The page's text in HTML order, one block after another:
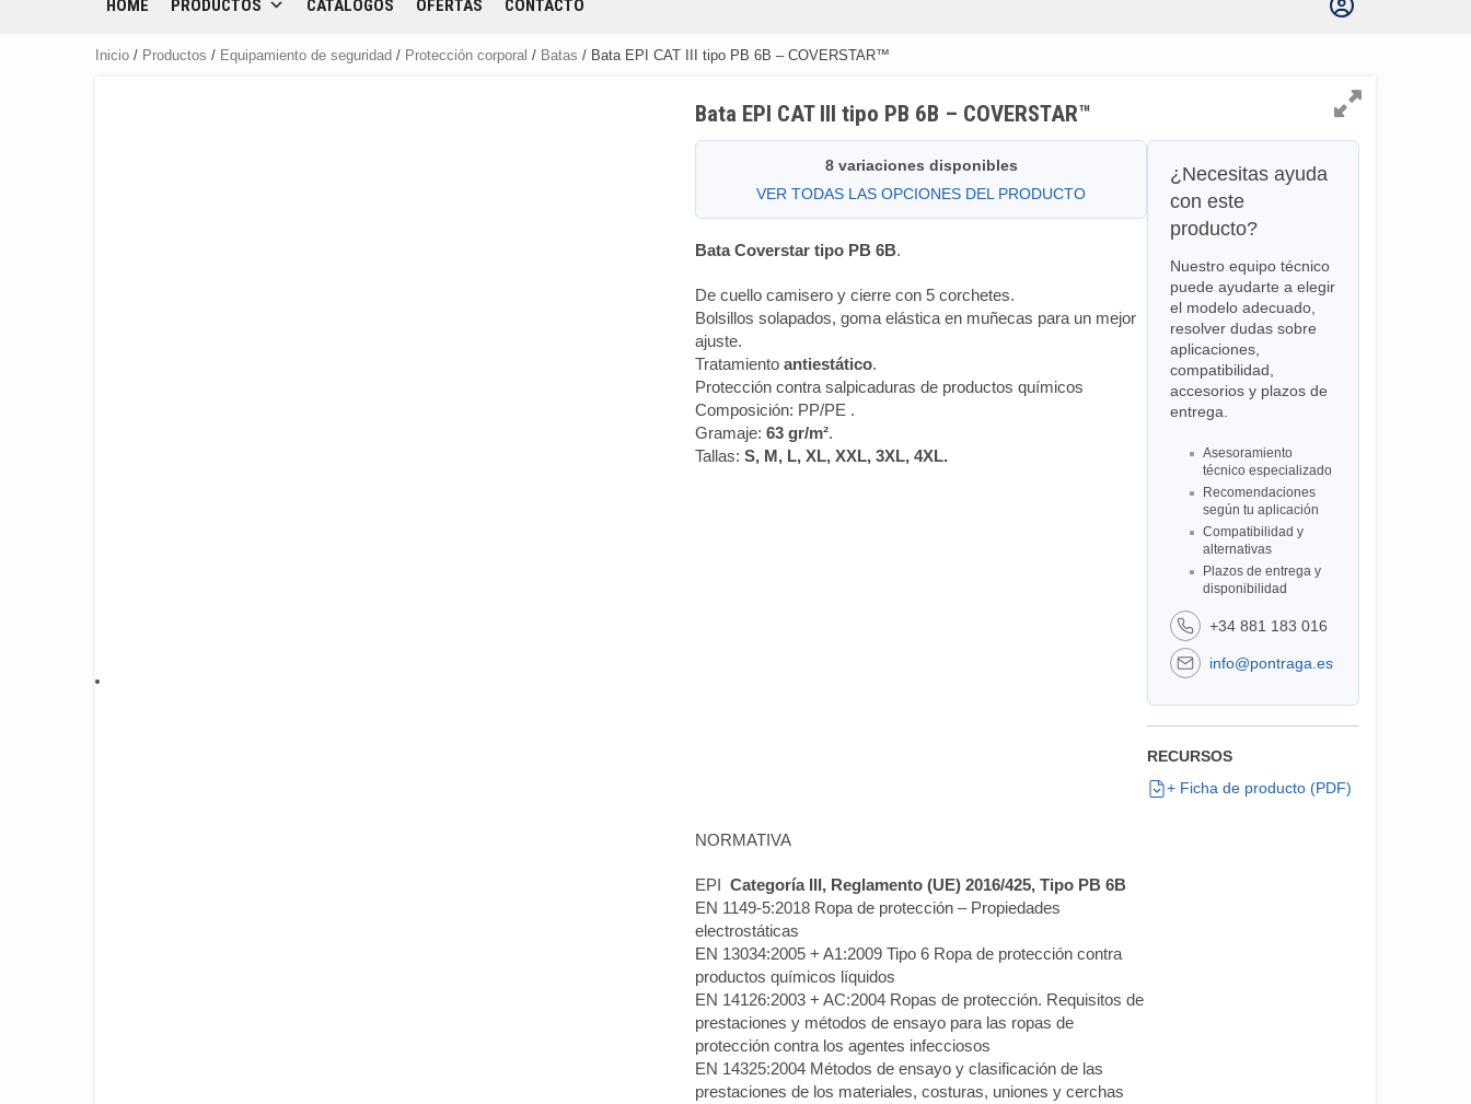
HOME PRODUCTOS CATÁLOGOS OFERTAS CONTACTO
Inicio / Productos / Equipamiento de seguridad / Protección corporal / Batas / Bata EPI CAT III tipo PB 6B – COVERSTAR™
Bata EPI CAT III tipo PB 6B – COVERSTAR™
8 variaciones disponibles
VER TODAS LAS OPCIONES DEL PRODUCTO
Bata Coverstar tipo PB 6B.
De cuello camisero y cierre con 5 corchetes.
Bolsillos solapados, goma elástica en muñecas para un mejor
ajuste.
Tratamientoantiestático.
Protección contra salpicaduras de productos químicos
Composición: PP/PE .
Gramaje:63 gr/m².
Tallas:S, M, L, XL, XXL, 3XL, 4XL.
NORMATIVA
EPICategoría III, Reglamento (UE) 2016/425, Tipo PB 6B
EN 1149-5:2018 Ropa de protección – Propiedades
electrostáticas
EN 13034:2005 + A1:2009 Tipo 6 Ropa de protección contra
productos químicos líquidos
EN 14126:2003 + AC:2004 Ropas de protección. Requisitos de
prestaciones y métodos de ensayo para las ropas de
protección contra los agentes infecciosos
EN 14325:2004 Métodos de ensayo y clasificación de las
prestaciones de los materiales, costuras, uniones y cerchas
¿Necesitas ayuda
con este
producto?
Nuestro equipo técnico
puede ayudarte a elegir
el modelo adecuado,
resolver dudas sobre
aplicaciones,
compatibilidad,
accesorios y plazos de
entrega.
Asesoramiento
técnico especializado
Recomendaciones
según tu aplicación
Compatibilidad y
alternativas
Plazos de entrega y
disponibilidad
+34 881 183 016
info@pontraga.es
RECURSOS
+ Ficha de producto (PDF)